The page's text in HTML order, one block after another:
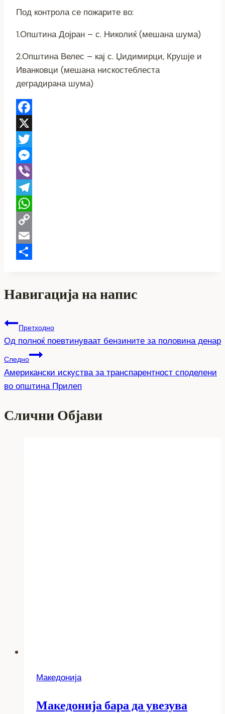
Под контрола се пожарите во:
1.Општина Дојран – с. Николиќ (мешана шума)
2.Општина Велес – кај с. Џидимирци, Крушје и
Иванковци (мешана нискостеблеста
деградирана шума)
Facebook
X
Twitter
Messenger
Viber
Telegram
WhatsApp
Copy
Link
Email
Навигација на напис
Претходно
Од полноќ поевтинуваат бензините за половина денар
Следно
Американски искуства за транспарентност споделени
во општина Прилеп
Слични Објави
Македонија
Македонија бара да увезува